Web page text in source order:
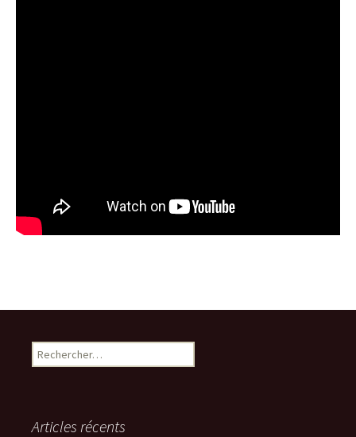
Rechercher :
Articles récents